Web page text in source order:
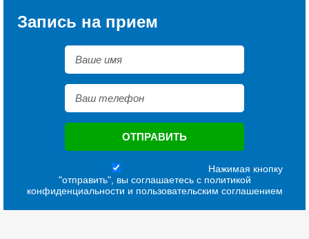
Запись на прием
Нажимая кнопку
"отправить", вы соглашаетесь с политикой
конфиденциальности и пользовательским соглашением